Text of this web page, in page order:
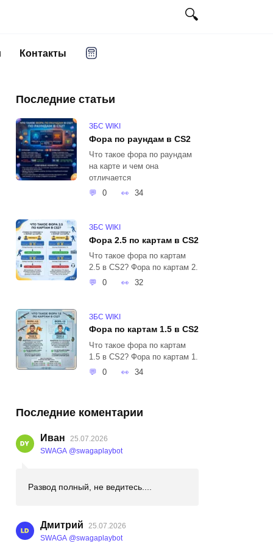
Контакты
Последние статьи
ЗБС WIKI
Фора по раундам в CS2
Что такое фора по раундам
на карте и чем она
отличается
0
34
ЗБС WIKI
Фора 2.5 по картам в CS2
Что такое фора по картам
2.5 в CS2? Фора по картам 2.
0
32
ЗБС WIKI
Фора по картам 1.5 в CS2
Что такое фора по картам
1.5 в CS2? Фора по картам 1.
0
34
Последние коментарии
Иван
25.07.2026
SWAGA @swagaplaybot
Развод полный, не ведитесь....
Дмитрий
25.07.2026
SWAGA @swagaplaybot